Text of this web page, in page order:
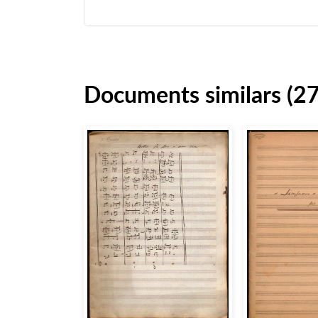
Documents similars